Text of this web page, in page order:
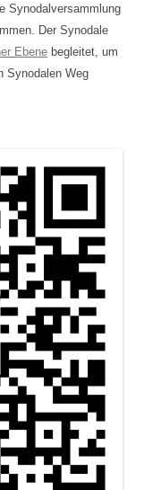
Synodalversammlung
Der Synodale
Ebene begleitet, um
Synodalen Weg